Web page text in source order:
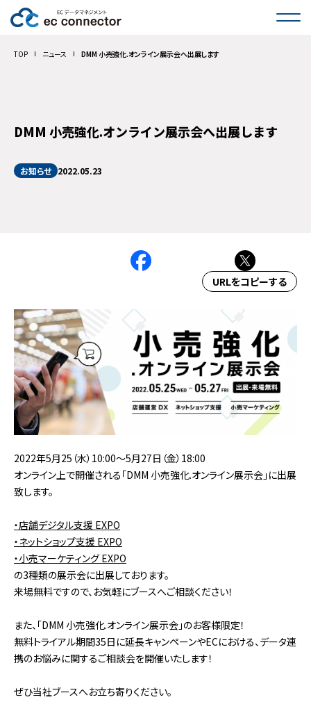
サービス一覧
活用事例
TOP ニュース DMM 小売強化.オンライン展示会へ出展します
DMM 小売強化.オンライン展示会へ出展します
お知らせ 2022.05.23
URLをコピーする
2022年5月25（水）10:00〜5月27日（金）18:00
オンライン上で開催される「DMM 小売強化.オンライン展示会」に出展
致します。
・店舗デジタル支援 EXPO
・ネットショップ支援 EXPO
・小売マーケティング EXPO
の3種類の展示会に出展しております。
来場無料ですので、お気軽にブースへご相談ください！
また、「DMM 小売強化.オンライン展示会」のお客様限定！
無料トライアル期間35日に延長キャンペーンやECにおける、データ連
携のお悩みに関するご相談会を開催いたします！
ぜひ当社ブースへお立ち寄りください。